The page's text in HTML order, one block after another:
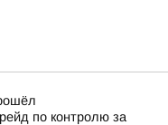
по контролю за